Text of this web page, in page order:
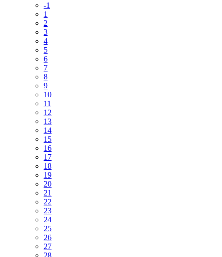
-1
1
2
3
4
5
6
7
8
9
10
11
12
13
14
15
16
17
18
19
20
21
22
23
24
25
26
27
28